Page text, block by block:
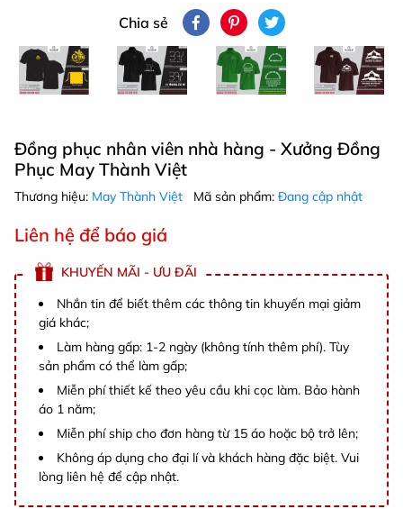
Chia sẻ
Đồng phục nhân viên nhà hàng - Xưởng Đồng
Phục May Thành Việt
Thương hiệu: May Thành Việt Mã sản phẩm: Đang cập nhật
Liên hệ để báo giá
KHUYẾN MÃI - ƯU ĐÃI
Nhắn tin để biết thêm các thông tin khuyến mại giảm
giá khác;
Làm hàng gấp: 1-2 ngày (không tính thêm phí). Tùy
sản phẩm có thể làm gấp;
Miễn phí thiết kế theo yêu cầu khi cọc làm. Bảo hành
áo 1 năm;
Miễn phí ship cho đơn hàng từ 15 áo hoặc bộ trở lên;
Không áp dụng cho đại lí và khách hàng đặc biệt. Vui
lòng liên hệ để cập nhật.